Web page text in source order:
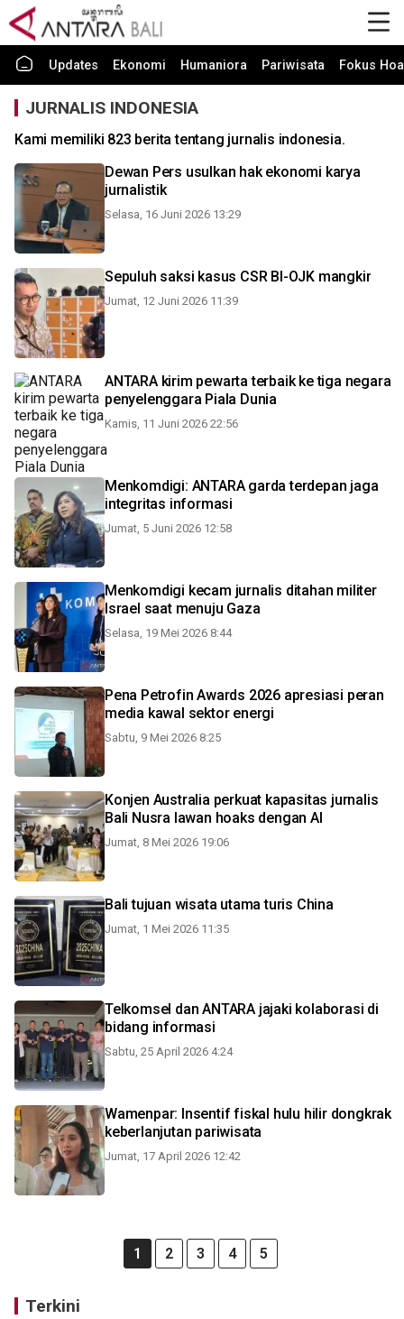
Updates Ekonomi Humaniora Pariwisata Fokus
JURNALIS INDONESIA
Kami memiliki 823 berita tentang jurnalis indonesia.
Dewan Pers usulkan hak ekonomi karya
jurnalistik
Selasa, 16 Juni 2026 13:29
Sepuluh saksi kasus CSR BI-OJK mangkir
Jumat, 12 Juni 2026 11:39
ANTARA kirim pewarta terbaik ke tiga negara
penyelenggara Piala Dunia
Kamis, 11 Juni 2026 22:56
Menkomdigi: ANTARA garda terdepan jaga
integritas informasi
Jumat, 5 Juni 2026 12:58
Menkomdigi kecam jurnalis ditahan militer
Israel saat menuju Gaza
Selasa, 19 Mei 2026 8:44
Pena Petrofin Awards 2026 apresiasi peran
media kawal sektor energi
Sabtu, 9 Mei 2026 8:25
Konjen Australia perkuat kapasitas jurnalis
Bali Nusra lawan hoaks dengan AI
Jumat, 8 Mei 2026 19:06
Bali tujuan wisata utama turis China
Jumat, 1 Mei 2026 11:35
Telkomsel dan ANTARA jajaki kolaborasi di
bidang informasi
Sabtu, 25 April 2026 4:24
Wamenpar: Insentif fiskal hulu hilir dongkrak
keberlanjutan pariwisata
Jumat, 17 April 2026 12:42
1 2 3 4 5
Terkini